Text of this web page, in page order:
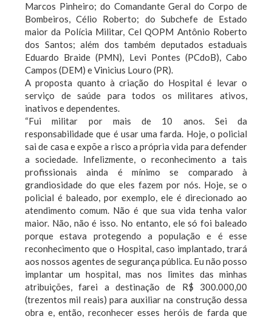
Marcos Pinheiro; do Comandante Geral do Corpo de
Bombeiros, Célio Roberto; do Subchefe de Estado
maior da Polícia Militar, Cel QOPM Antônio Roberto
dos Santos; além dos também deputados estaduais
Eduardo Braide (PMN), Levi Pontes (PCdoB), Cabo
Campos (DEM) e Vinicius Louro (PR).
A proposta quanto à criação do Hospital é levar o
serviço de saúde para todos os militares ativos,
inativos e dependentes.
“Fui militar por mais de 10 anos. Sei da
responsabilidade que é usar uma farda. Hoje, o policial
sai de casa e expõe a risco a própria vida para defender
a sociedade. Infelizmente, o reconhecimento a tais
profissionais ainda é mínimo se comparado à
grandiosidade do que eles fazem por nós. Hoje, se o
policial é baleado, por exemplo, ele é direcionado ao
atendimento comum. Não é que sua vida tenha valor
maior. Não, não é isso. No entanto, ele só foi baleado
porque estava protegendo a população e é esse
reconhecimento que o Hospital, caso implantado, trará
aos nossos agentes de segurança pública. Eu não posso
implantar um hospital, mas nos limites das minhas
atribuições, farei a destinação de R$ 300.000,00
(trezentos mil reais) para auxiliar na construção dessa
obra e, então, reconhecer esses heróis de farda que